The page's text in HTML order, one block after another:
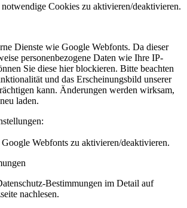
Cookies zu aktivieren/deaktivieren.
Dienste wie Google Webfonts. Da dieser
personenbezogene Daten wie Ihre IP-
Sie diese hier blockieren. Bitte beachten
und das Erscheinungsbild unserer
kann. Änderungen werden wirksam,
laden.
Webfonts zu aktivieren/deaktivieren.
Bestimmungen im Detail auf
nachlesen.